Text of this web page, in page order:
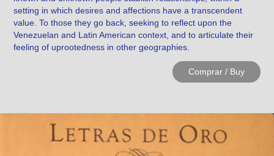
setting in which desires and affections have a transcendent
value. To those they go back, seeking to reflect upon the
Venezuelan and Latin American context, and to articulate their
feeling of uprootedness in other geographies.
Comprar / Buy